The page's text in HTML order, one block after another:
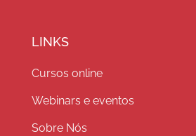
LINKS
Cursos online
Webinars e eventos
Sobre Nós